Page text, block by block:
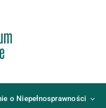
o Niepełnosprawności